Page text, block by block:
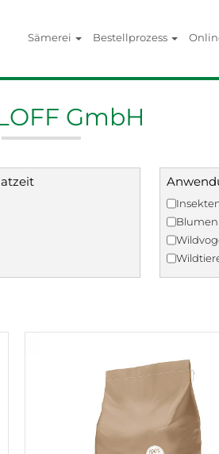
Sämerei Bestellprozess
GmbH